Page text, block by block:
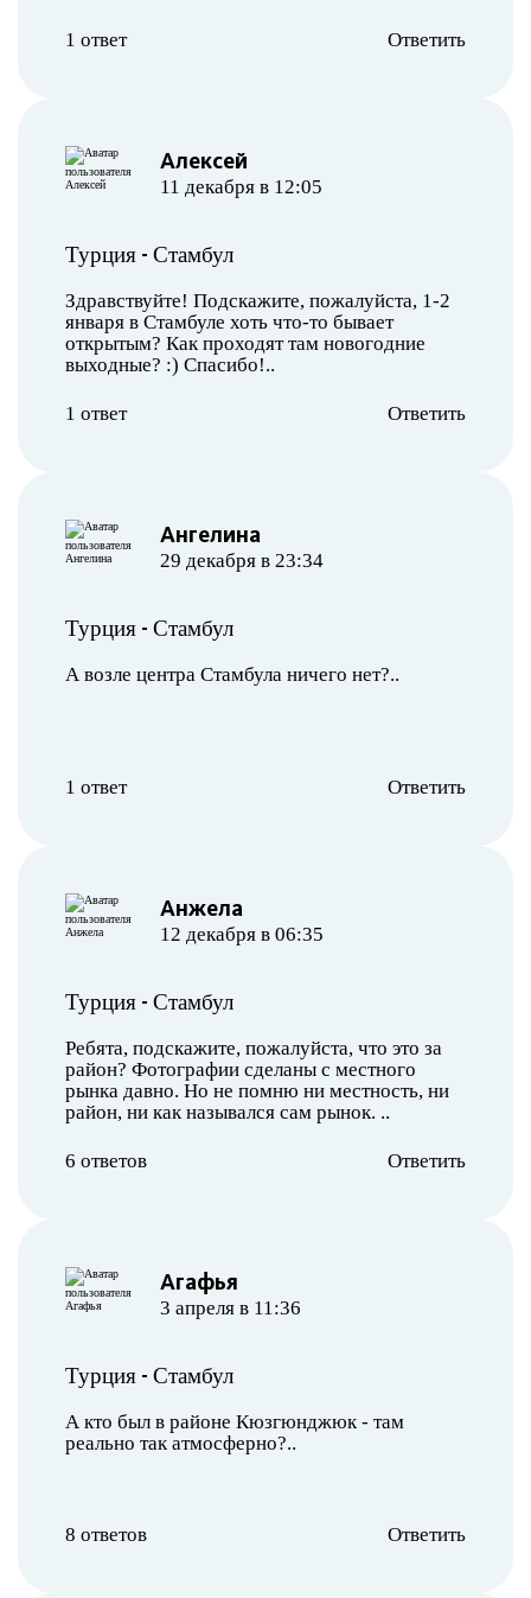
1 ответ Ответить
Алексей
11 декабря в 12:05
Турция - Стамбул
Здравствуйте! Подскажите, пожалуйста, 1-2
января в Стамбуле хоть что-то бывает
открытым? Как проходят там новогодние
выходные? :) Спасибо!..
1 ответ Ответить
Ангелина
29 декабря в 23:34
Турция - Стамбул
А возле центра Стамбула ничего нет?..
1 ответ Ответить
Анжела
12 декабря в 06:35
Турция - Стамбул
Ребята, подскажите, пожалуйста, что это за
район? Фотографии сделаны с местного
рынка давно. Но не помню ни местность, ни
район, ни как назывался сам рынок. ..
6 ответов Ответить
Агафья
3 апреля в 11:36
Турция - Стамбул
А кто был в районе Кюзгюнджюк - там
реально так атмосферно?..
8 ответов Ответить